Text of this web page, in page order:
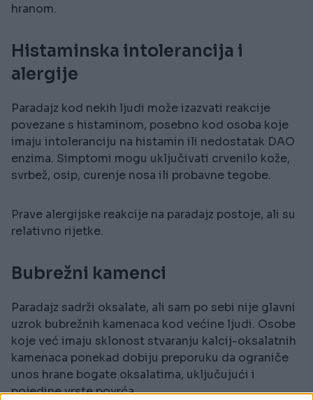
hranom.
Histaminska intolerancija i
alergije
Paradajz kod nekih ljudi može izazvati reakcije
povezane s histaminom, posebno kod osoba koje
imaju intoleranciju na histamin ili nedostatak DAO
enzima. Simptomi mogu uključivati crvenilo kože,
svrbež, osip, curenje nosa ili probavne tegobe.
Prave alergijske reakcije na paradajz postoje, ali su
relativno rijetke.
Bubrežni kamenci
Paradajz sadrži oksalate, ali sam po sebi nije glavni
uzrok bubrežnih kamenaca kod većine ljudi. Osobe
koje već imaju sklonost stvaranju kalcij-oksalatnih
kamenaca ponekad dobiju preporuku da ograniče
unos hrane bogate oksalatima, uključujući i
pojedine vrste povrća.